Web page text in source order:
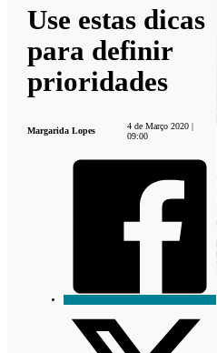
Use estas dicas
para definir
prioridades
Margarida Lopes
4 de Março 2020 |
09:00